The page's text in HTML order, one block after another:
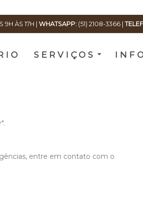
9H ÀS 17H | WHATSAPP:(51) 2108-3366|
SERVIÇOS
entre em contato com o